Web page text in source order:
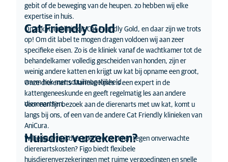
gebit of de beweging van de heupen. zo hebben wij elke
expertise in huis.
Cat Friendly Gold
Onze kattenkliniek is Cat Friendly Gold, en daar zijn we trots
op! Om dit label te mogen dragen voldoen wij aan zeer
specifieke eisen. Zo is de kliniek vanaf de wachtkamer tot de
behandelkamer volledig gescheiden van honden, zijn er
weinig andere katten en krijgt uw kat bij opname een groot,
warm hok met schuilmogelijkheid.
Onze dierenarts Marieke Knies is een expert in de
kattengeneeskunde en geeft regelmatig les aan andere
dierenartsen.
Voor een fijn bezoek aan de dierenarts met uw kat, komt u
langs bij ons, of een van de andere Cat Friendly klinieken van
AniCura.
Huisdier verzekeren?
Wil je jouw huisdier goed verzekeren tegen onverwachte
dierenartskosten? Figo biedt flexibele
huisdierenverzekeringen met ruime vergoedingen en snelle